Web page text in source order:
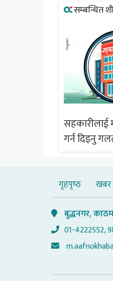
सम्बन्धित
सहकारीलाई
गर्न दिइनु
गृहपृष्‍ठ खबर
बुद्धनगर,
01-4222552,